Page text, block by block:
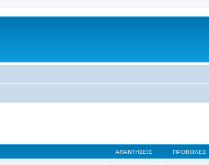
ΑΠΑΝΤΉΣΕΙΣ ΠΡΟΒΟΛΈΣ